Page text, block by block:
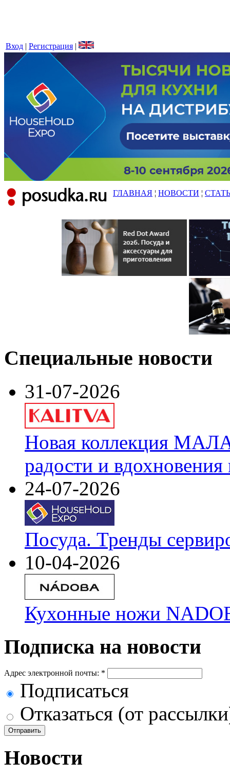
Вход | Регистрация |
ГЛАВНАЯ ¦ НОВОСТИ ¦
Специальные новости
31-07-2026
Новая коллекция
радости и
24-07-2026
Посуда. Тренды
10-04-2026
Кухонные ножи
Подписка на новости
Адрес электронной почты: *
Подписаться
Отказаться (от
Новости